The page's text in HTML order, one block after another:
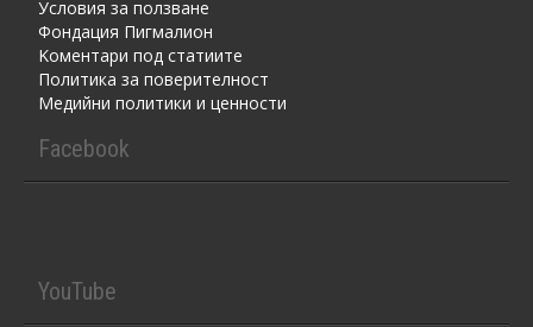
Условия за ползване
Фондация Пигмалион
Kоментaри под статиите
Политика за поверителност
Медийни политики и ценности
Facebook
YouTube